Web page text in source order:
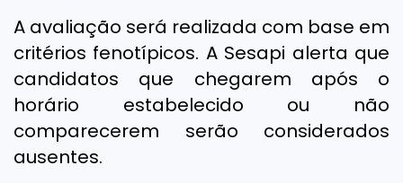
A avaliação será realizada com base em
critérios fenotípicos. A Sesapi alerta que
candidatos que chegarem após o
horário estabelecido ou não
comparecerem serão considerados
ausentes.